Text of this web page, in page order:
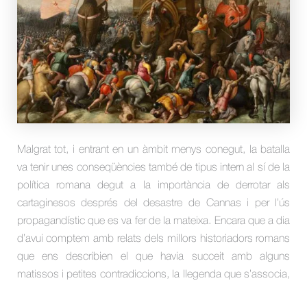
Malgrat tot, i entrant en un àmbit menys conegut, la batalla
va tenir unes conseqüències també de tipus intern al sí de la
política romana degut a la importància de derrotar als
cartaginesos després del desastre de Cannas i per l’ús
propagandístic que es va fer de la mateixa. Encara que a dia
d’avui comptem amb relats dels millors historiadors romans
que ens describien el que havia succeit amb alguns
matissos i petites contradiccions, la llegenda que s’associa,